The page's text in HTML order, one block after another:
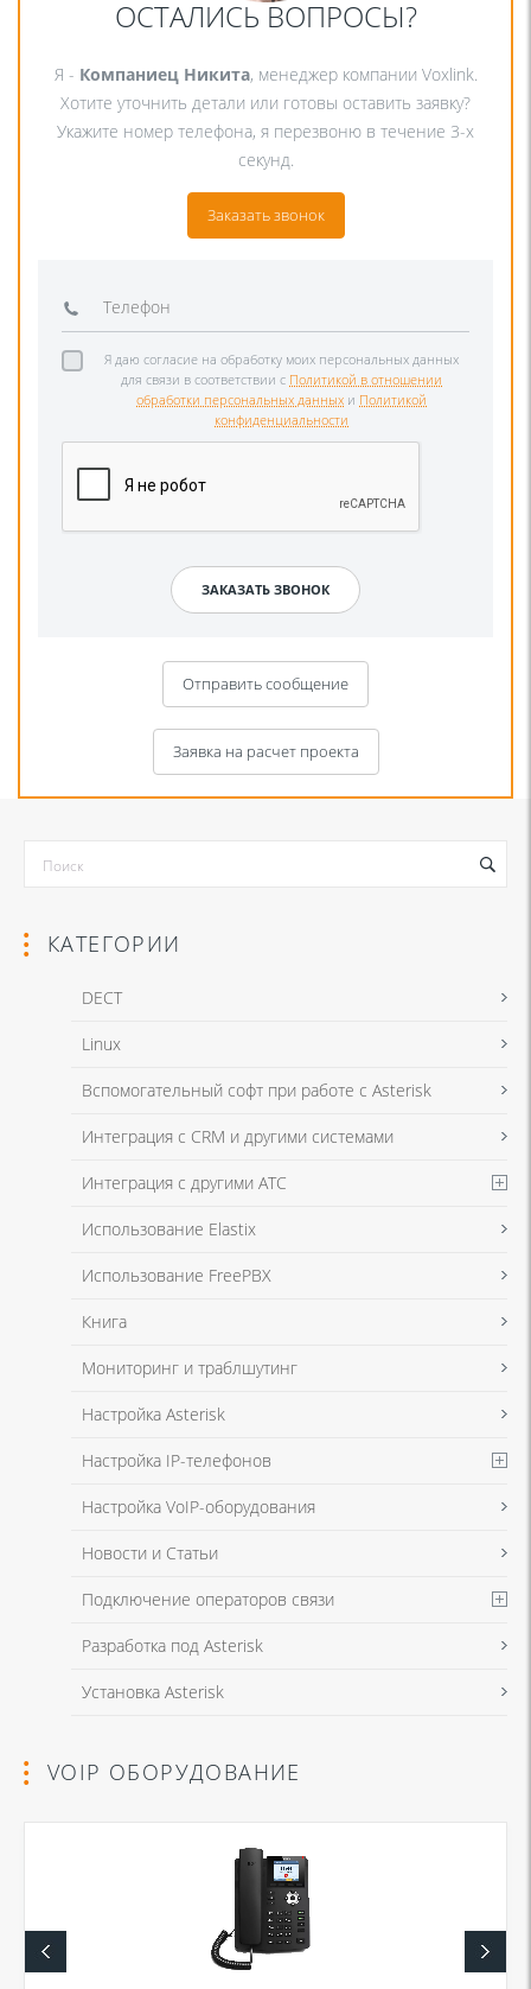
ОСТАЛИСЬ ВОПРОСЫ?
Я - Компаниец Никита, менеджер компании Voxlink.
Хотите уточнить детали или готовы оставить заявку?
Укажите номер телефона, я перезвоню в течение 3-х
секунд.
Заказать звонок
Я даю согласие на обработку моих персональных данных
для связи в соответствии с Политикой в отношении
обработки персональных данных и Политикой
конфиденциальности
Отправить сообщение
Я даю согласие на обработку моих персональных данных для связи
в соответствии с Политикой в отношении обработки персональных
Заявка на расчет проекта
Я даю согласие на обработку моих персональных данных для связи
в соответствии с Политикой в отношении обработки персональных
КАТЕГОРИИ
DECT
Linux
Вспомогательный софт при работе с Asterisk
Интеграция с CRM и другими системами
Интеграция с другими АТС
Использование Elastix
Использование FreePBX
Книга
Мониторинг и траблшутинг
Настройка Asterisk
Настройка IP-телефонов
Настройка VoIP-оборудования
Новости и Статьи
Подключение операторов связи
Разработка под Asterisk
Установка Asterisk
VOIP ОБОРУДОВАНИЕ